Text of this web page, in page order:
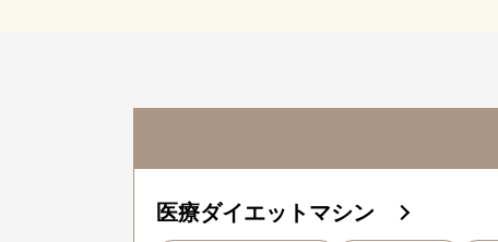
医療ダイエットマシン